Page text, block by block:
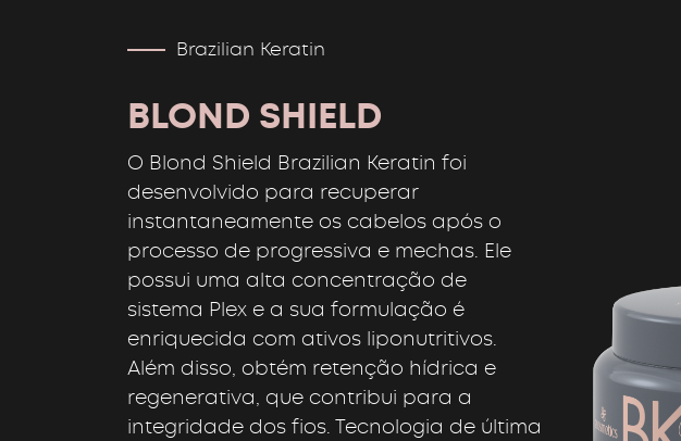
Brazilian Keratin
BLOND SHIELD
O Blond Shield Brazilian Keratin foi
desenvolvido para recuperar
instantaneamente os cabelos após o
processo de progressiva e mechas. Ele
possui uma alta concentração de
sistema Plex e a sua formulação é
enriquecida com ativos liponutritivos.
Além disso, obtém retenção hídrica e
regenerativa, que contribui para a
integridade dos fios. Tecnologia de última